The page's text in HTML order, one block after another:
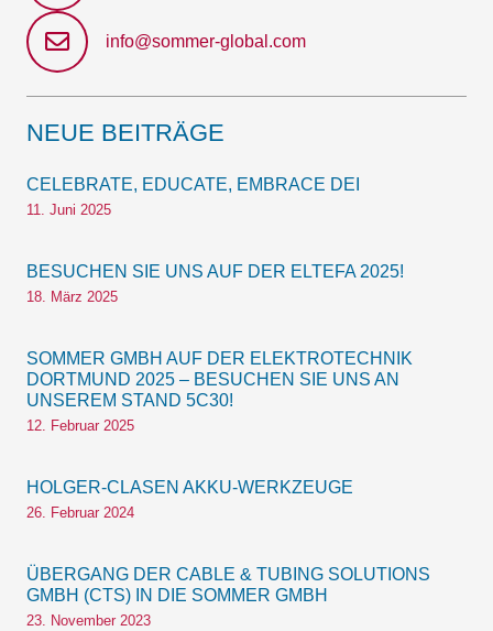
info@sommer-global.com
NEUE BEITRÄGE
CELEBRATE, EDUCATE, EMBRACE DEI
11. Juni 2025
BESUCHEN SIE UNS AUF DER ELTEFA 2025!
18. März 2025
SOMMER GMBH AUF DER ELEKTROTECHNIK
DORTMUND 2025 – BESUCHEN SIE UNS AN
UNSEREM STAND 5C30!
12. Februar 2025
HOLGER-CLASEN AKKU-WERKZEUGE
26. Februar 2024
ÜBERGANG DER CABLE & TUBING SOLUTIONS
GMBH (CTS) IN DIE SOMMER GMBH
23. November 2023